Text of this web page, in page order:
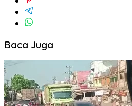
Baca Juga